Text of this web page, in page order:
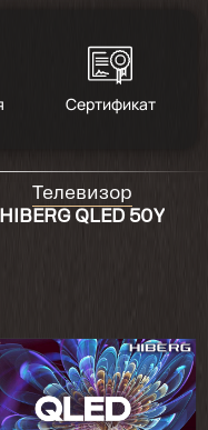
Сертификат
Телевизор
HIBERG QLED 50Y